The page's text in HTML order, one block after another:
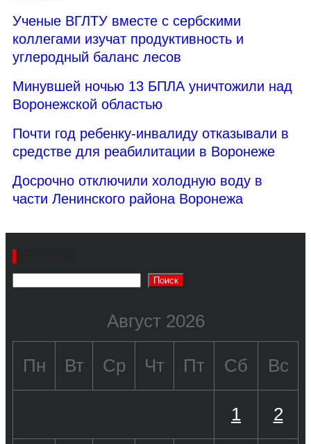
Ученые ВГЛТУ вместе с сербскими
коллегами изучат продуктивность и
углеродный баланс лесов
Минувшей ночью 13 БПЛА уничтожили над
Воронежской областью
Почти год ребенку-инвалиду отказывали в
средстве для реабилитации в Воронеже
Досрочно отключили холодную воду в
части Ленинского района Воронежа
Поиск
Август 2026
Пн Вт Ср Чт Пт Сб Вс
1 2